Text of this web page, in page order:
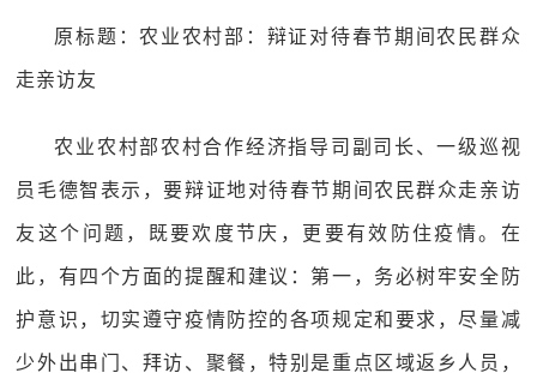
原标题：农业农村部：辩证对待春节期间农民群众
走亲访友
农业农村部农村合作经济指导司副司长、一级巡视
员毛德智表示，要辩证地对待春节期间农民群众走亲访
友这个问题，既要欢度节庆，更要有效防住疫情。在
此，有四个方面的提醒和建议：第一，务必树牢安全防
护意识，切实遵守疫情防控的各项规定和要求，尽量减
少外出串门、拜访、聚餐，特别是重点区域返乡人员，